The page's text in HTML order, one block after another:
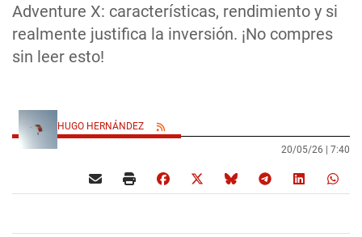
Adventure X: características, rendimiento y si
realmente justifica la inversión. ¡No compres
sin leer esto!
HUGO HERNÁNDEZ
20/05/26 | 7:40